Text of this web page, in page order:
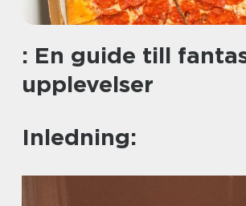
: En guide till
upplevelser
Inledning: